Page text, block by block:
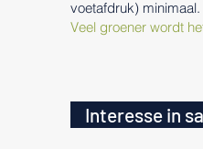
voetafdruk) minimaal.
Veel groener wordt
Interesse in